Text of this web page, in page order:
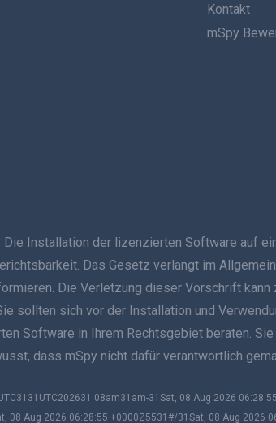
Kontakt
mSpy
Die Installation der lizenzierten Software auf
Das Gesetz verlangt im
Die Verletzung dieser Vorschrift kann
sollten sich vor der Installation und
Software in Ihrem Rechtsgebiet beraten.
dass mSpy nicht dafür verantwortlich
08am31am-31Sat, 08 Aug 2026
Aug 2026 06:28:55 +0000Z5531#/31Sat, 08 Aug 2026